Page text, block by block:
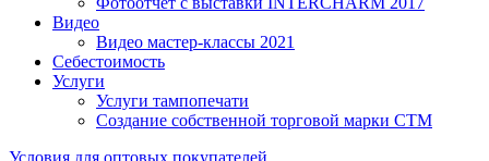
Видео
Видео мастер-классы 2021
Себестоимость
Услуги
Услуги тампопечати
Создание собственной торговой марки СТМ
Условия для оптовых покупателей